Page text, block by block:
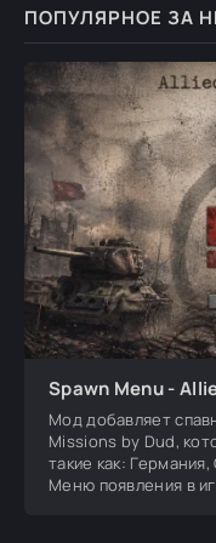
ПОПУЛЯРНОЕ ЗА
Spawn Menu -
Мод добавляет
Missions by Dud,
такие как:
Меню появления в